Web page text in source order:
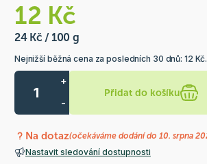
12 Kč
24 Kč / 100 g
Nejnižší běžná cena za posledních 30 dnů: 12
+
-
Přidat do košíku
Na dotaz(očekáváme dodání do 10. srpna
Nastavit sledování dostupnosti